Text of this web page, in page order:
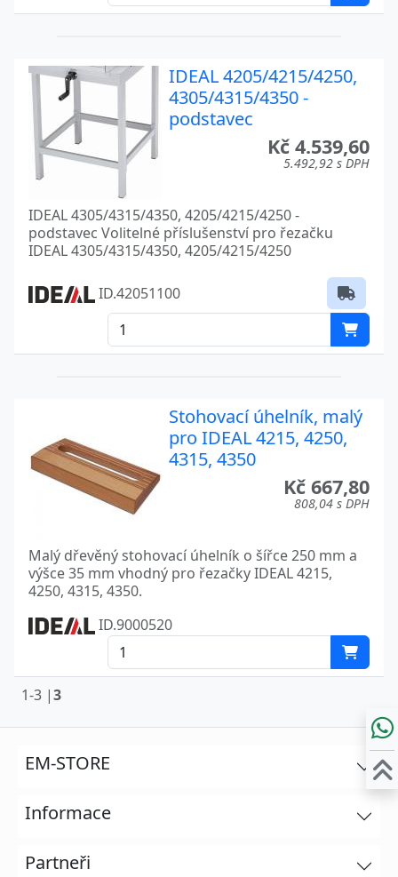
IDEAL 4205/4215/4250,
4305/4315/4350 -
podstavec
Kč 4.539,60
5.492,92 s DPH
IDEAL 4305/4315/4350, 4205/4215/4250 -
podstavec Volitelné příslušenství pro řezačku
IDEAL 4305/4315/4350, 4205/4215/4250
ID.42051100
Stohovací úhelník, malý
pro IDEAL 4215, 4250,
4315, 4350
Kč 667,80
808,04 s DPH
Malý dřevěný stohovací úhelník o šířce 250 mm a
výšce 35 mm vhodný pro řezačky IDEAL 4215,
4250, 4315, 4350.
ID.9000520
1-3 |3
EM-STORE
Informace
Partneři